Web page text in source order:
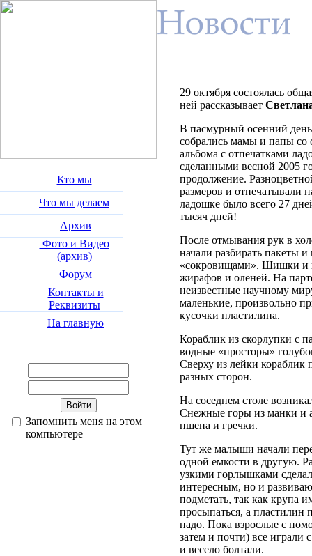
Кто мы
Что мы делаем
Архив
Фото и Видео
(архив)
Форум
Контакты и
Реквизиты
На главную
Запомнить меня на этом
компьютере
29 октября состоялась
ней рассказывает
В пасмурный осенний
собрались мамы и папы
альбома с отпечатками
сделанными весной 2005
продолжение.
размеров и отпечатывали
ладошке было всего 27
тысяч дней!
После отмывания рук в
начали разбирать пакеты
«сокровищами». Шишки и
жирафов и оленей. На
неизвестные научному
маленькие, произвольно
кусочки пластилина.
Кораблик из скорлупки с
водные «просторы»
Сверху из лейки кораблик
разных сторон.
На соседнем столе
Снежные горы из манки и
пшена и гречки.
Тут же малыши начали
одной емкости в другую.
узкими горлышками
интересным, но и
подметать, так как крупа
просыпаться, а пластилин
надо. Пока взрослые с
затем и почти) все
и весело болтали.